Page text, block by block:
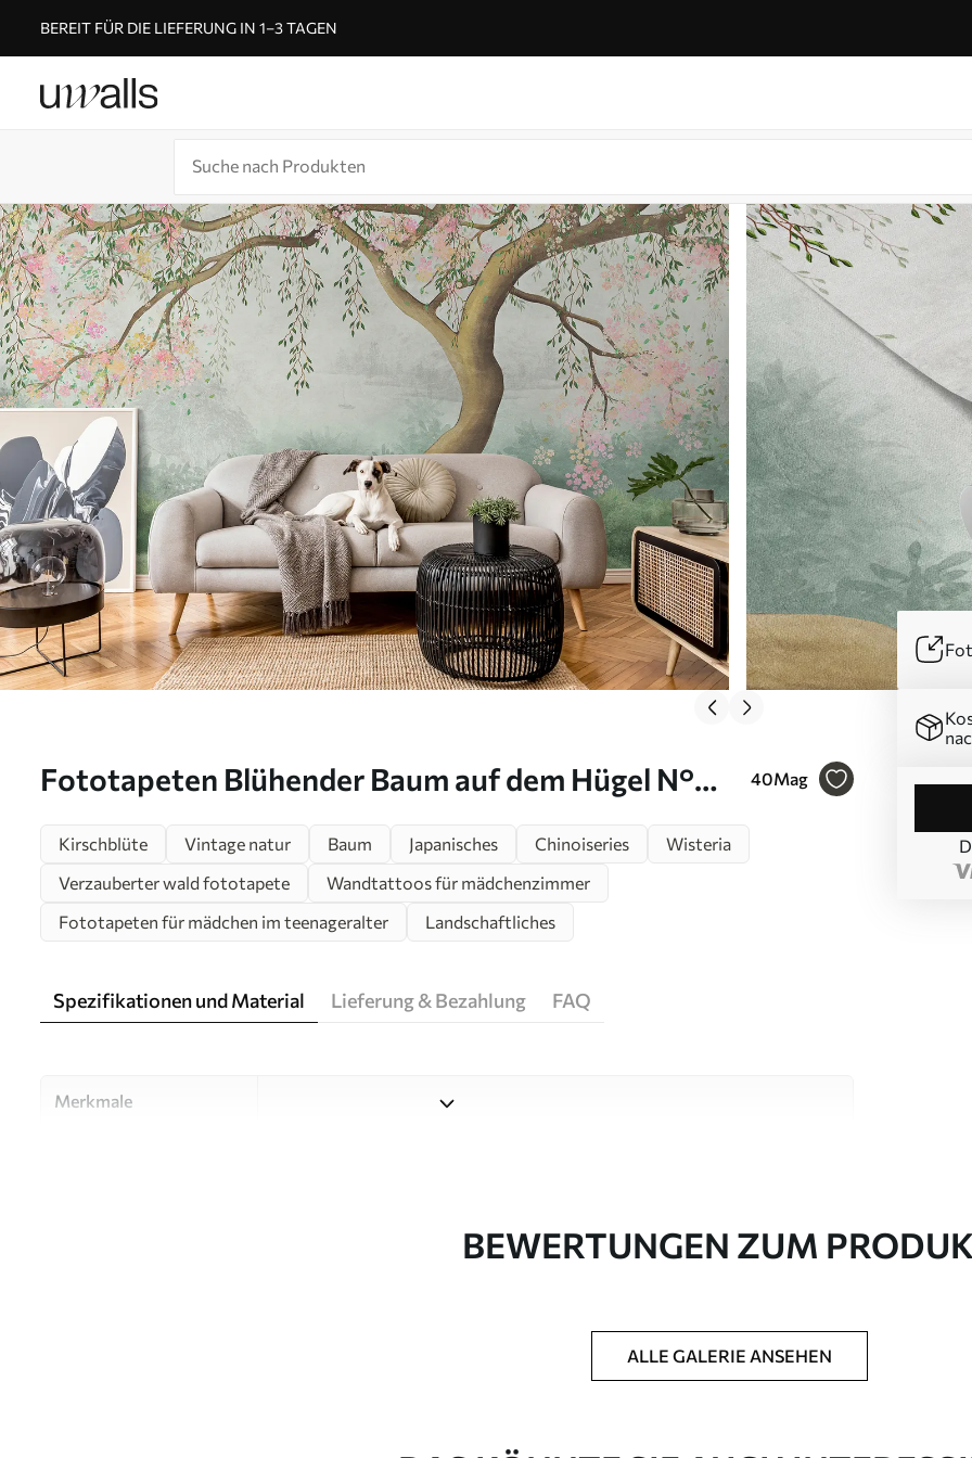
BEREIT FÜR DIE LIEFERUNG IN 1–3 TAGEN
Fototapeten Blühender Baum auf dem Hügel N°
40Mag
Kirschblüte Vintage natur Baum Japanisches Chinoiseries
Wisteria
Verzauberter wald fototapete
Wandtattoos für mädchenzimmer
Fototapeten für mädchen im teenageralter
Landschaftliches
Spezifikationen und Material Lieferung & Bezahlung FAQ
Merkmale
Auf Bestellung gedruckt und in Rollen bis zu 50 cm Breite geliefert.
BEWERTUNGEN ZUM
ALLE GALERIE ANSEHEN